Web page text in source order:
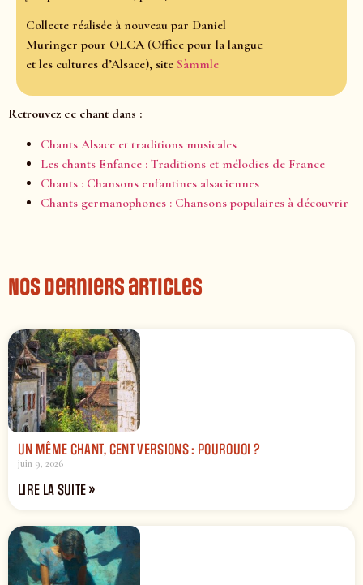
Collecte réalisée à nouveau par Daniel
Muringer pour OLCA (Office pour la langue
et les cultures d’Alsace), site Sàmmle
Retrouvez ce chant dans :
Chants Alsace et traditions musicales
Les chants Enfance : Traditions et mélodies de France
Chants : Chansons enfantines alsaciennes
Chants germanophones : Chansons populaires à découvrir
Nos derniers articles
UN MÊME CHANT, CENT VERSIONS : POURQUOI ?
juin 9, 2026
LIRE LA SUITE »